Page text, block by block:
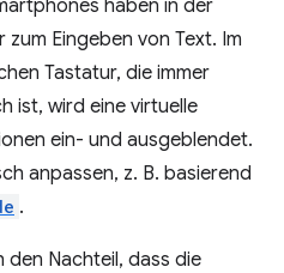
haben in der
zum Eingeben von Text. Im
Tastatur, die immer
ist, wird eine virtuelle
ein- und ausgeblendet.
anpassen, z. B. basierend
.
den Nachteil, dass die